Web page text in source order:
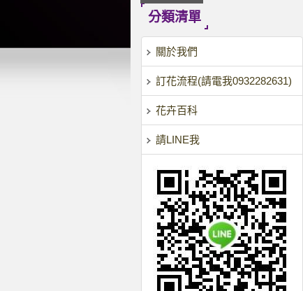
分類清單
關於我們
訂花流程(請電我0932282631)
花卉百科
請LINE我